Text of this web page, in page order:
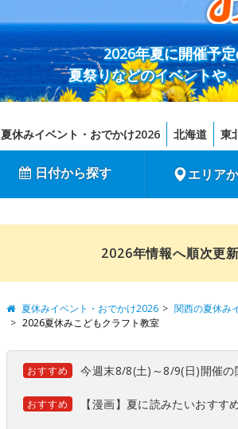
2026年夏に開催予
夏祭りなどのイベントや
夏休みイベント・おでかけ2026 北海道 東
日付から探す エリア
2026年情報へ順次更
夏休みイベント・おでかけ2026 関西の夏休み
2026夏休みこどもクラフト教室
おすすめ 今週末8/8(土)～8/9(日)開催
おすすめ 【漫画】夏に読みたいおすす